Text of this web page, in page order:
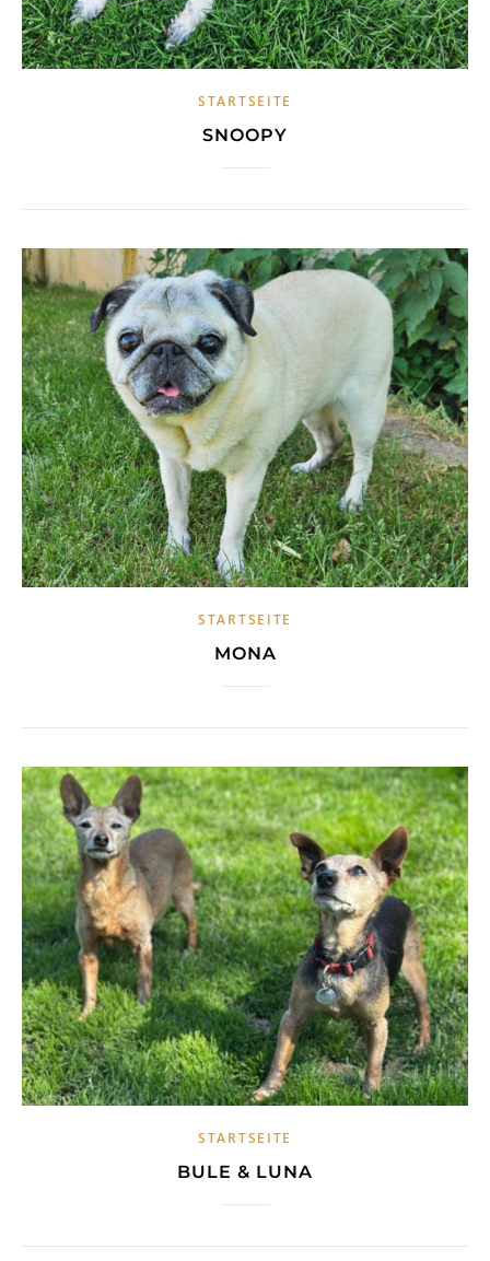
STARTSEITE
SNOOPY
STARTSEITE
MONA
STARTSEITE
BULE & LUNA